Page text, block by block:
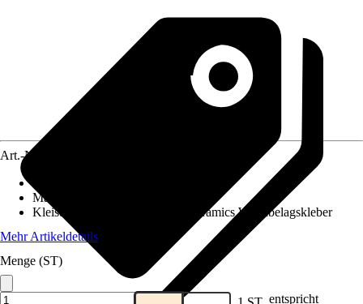
Art.-Nr.
Maße (BxH)
Kleisterempfehlung
d-c-floor Ceramics Wandbelagskleber
Mehr Artikeldetails
Menge (ST)
entspricht